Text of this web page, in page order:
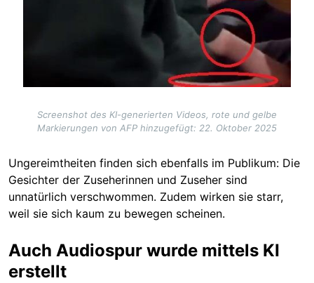
Screenshot des KI-generierten Videos, rote und gelbe
Markierungen von AFP hinzugefügt: 22. Oktober 2025
Ungereimtheiten finden sich ebenfalls im Publikum: Die
Gesichter der Zuseherinnen und Zuseher sind
unnatürlich verschwommen. Zudem wirken sie starr,
weil sie sich kaum zu bewegen scheinen.
Auch Audiospur wurde mittels KI
erstellt